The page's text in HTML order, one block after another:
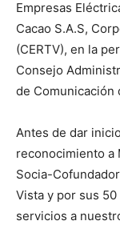
Empresas
Cacao S.A.S,
(CERTV), en la
Consejo
de Comunicación
Antes de dar
reconocimiento a
Socia-
Vista y por sus
servicios a